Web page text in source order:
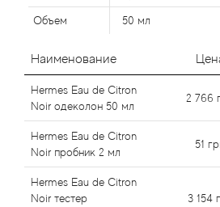
Объем 50 мл
Наименование
Hermes Eau de Citron
Noir одеколон 50 мл
2 766
Hermes Eau de Citron
Noir пробник 2 мл
51
Hermes Eau de Citron
Noir тестер
3 154
Alyssa Ashley
American Crew
Amouage
Amouroud
Andre L'Arom